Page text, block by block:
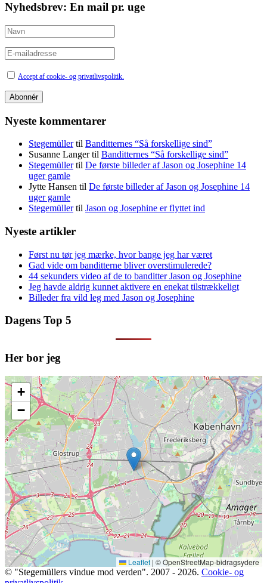
Nyhedsbrev: En mail pr. uge
Accept af cookie- og privatlivspolitik.
Nyeste kommentarer
Stegemüllertil Banditternes “Så forskellige sind”
Susanne Langertil Banditternes “Så forskellige sind”
Stegemüllertil De første billeder af Jason og Josephine 14
uger gamle
Jytte Hansen til De første billeder af Jason og Josephine 14
uger gamle
Stegemüllertil Jason og Josephine er flyttet ind
Nyeste artikler
Først nu tør jeg mærke, hvor bange jeg har været
Gad vide om banditterne bliver overstimulerede?
44 sekunders video af de to banditter Jason og Josephine
Jeg havde aldrig kunnet aktivere en enekat tilstrækkeligt
Billeder fra vild leg med Jason og Josephine
Dagens Top 5
Her bor jeg
+
−
Leaflet | © OpenStreetMap-bidragsydere
© "Stegemüllers vindue mod verden". 2007 - 2026. Cookie- og